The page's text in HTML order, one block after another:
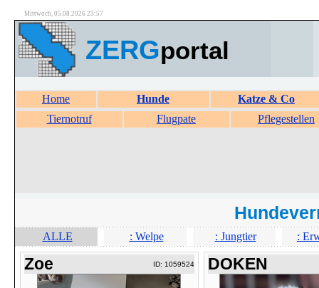
Mittwoch, 05.08.2026 23:57
ZERGportal
Home Hunde
Katze & Co
Tiernotruf
Flugpate Pflegestellen
ALLE : Welpe : Jungtier :
Zoe ID: 1059524 DOKEN